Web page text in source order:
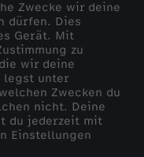
Zwecke wir deine
dürfen. Dies
Gerät. Mit
zu
wir deine
legst unter
Zwecken du
nicht. Deine
du jederzeit mit
Einstellungen